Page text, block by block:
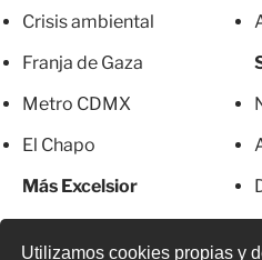
Utilizamos cookies propias y
Crisis ambiental
Franja de Gaza
Metro CDMX
El Chapo
Más Excelsior